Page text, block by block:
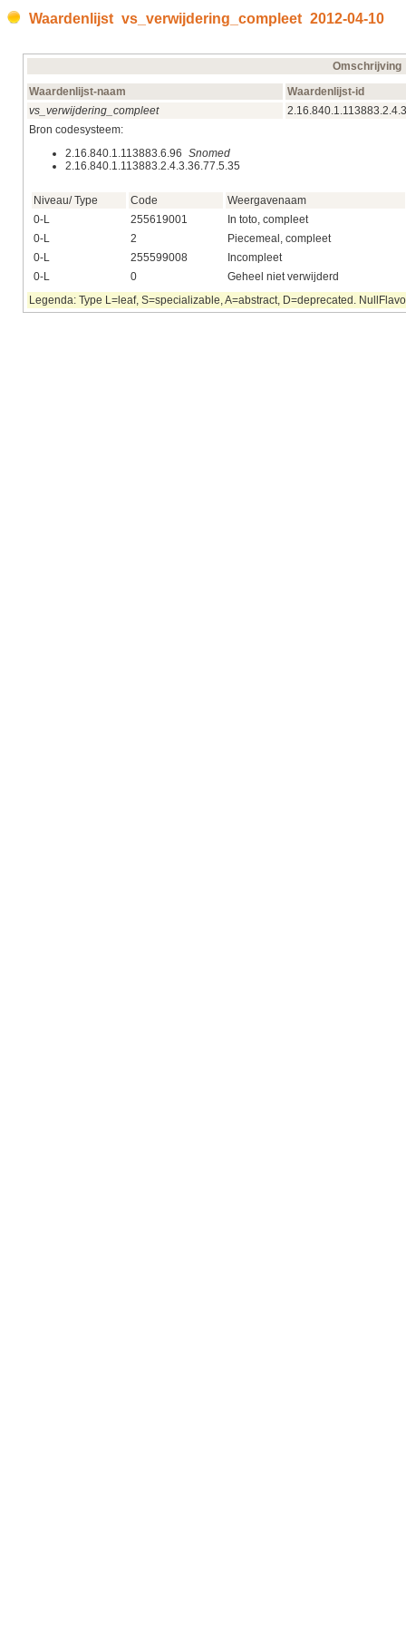
Waardenlijst vs_verwijdering_compleet 2012‑04‑10
Omschrijving
Waardenlijst-naam
Waardenlijst-id
vs_verwijdering_compleet
Bron codesysteem:
2.16.840.1.113883.6.96 Snomed
2.16.840.1.113883.2.4.3.36.77.5.35
Niveau/ Type Code
Weergavenaam
0-L
255619001
In toto, compleet
0-L
2
Piecemeal, compleet
0-L
255599008
Incompleet
0-L
0
Geheel niet verwijderd
Legenda: Type L=leaf, S=specializable, A=abstract, D=deprecated.